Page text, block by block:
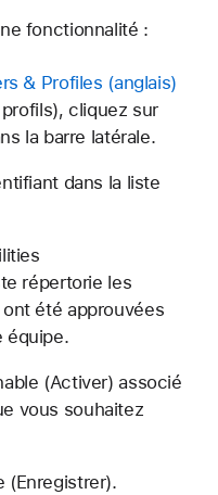
fonctionnalité :
& Profiles
cliquez sur
la barre latérale.
dans la liste
répertorie les
ont été approuvées
équipe.
(Activer) associé
vous souhaitez
(Enregistrer).